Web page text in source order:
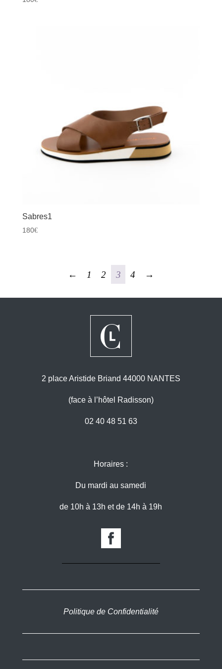
Sabres1
180€
← 1 2 3 4 →
2 place Aristide Briand 44000 NANTES
(face à l’hôtel Radisson)
02 40 48 51 63
Horaires :
Du mardi au samedi
de 10h à 13h et de 14h à 19h
Politique de Confidentialité